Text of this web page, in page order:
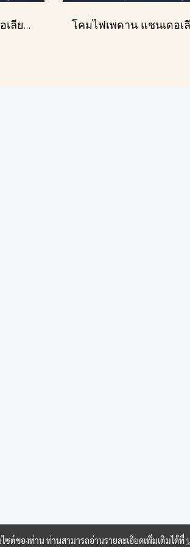
โคมไฟเพดาน แชนเดอเลียร์ รุ่น 183586
ซต์ของท่าน ท่านสามารถอ่านรายละเอียดเพิ่มเติมได้ที่